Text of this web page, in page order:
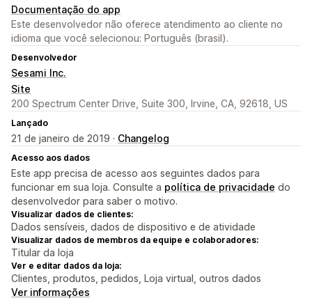
Documentação do app
Este desenvolvedor não oferece atendimento ao cliente no
idioma que você selecionou: Português (brasil).
Desenvolvedor
Sesami Inc.
Site
200 Spectrum Center Drive, Suite 300, Irvine, CA, 92618, US
Lançado
21 de janeiro de 2019 · Changelog
Acesso aos dados
Este app precisa de acesso aos seguintes dados para
funcionar em sua loja. Consulte a política de privacidade do
desenvolvedor para saber o motivo.
Visualizar dados de clientes:
Dados sensíveis, dados de dispositivo e de atividade
Visualizar dados de membros da equipe e colaboradores:
Titular da loja
Ver e editar dados da loja:
Clientes, produtos, pedidos, Loja virtual, outros dados
Ver informações